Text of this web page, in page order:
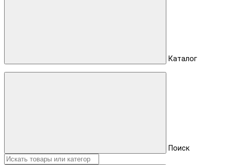
Каталог
Поиск